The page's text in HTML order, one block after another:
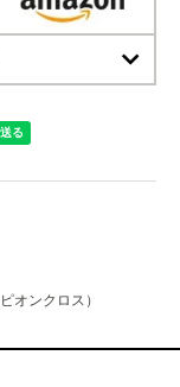
オンクロス）